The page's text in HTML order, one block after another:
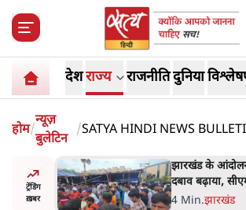
देशराज्य राजनीतिदुनिया
होम/
न्यूज़
बुलेटिन
/SATYA HINDI NEWS
ट्रेंडिंग
ख़बर
अल
से हमला
झारखंड के
दबाव बढ़ाया,
इस्तीफा मांगा, 10
4 Min.झारखंड